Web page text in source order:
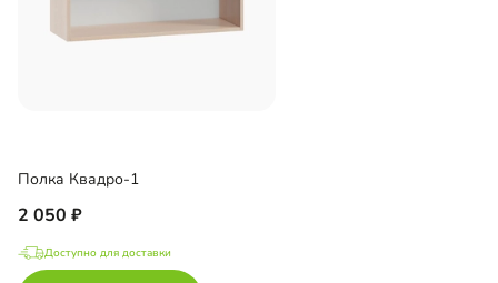
Полка Квадро-1
2 050
Доступно для доставки